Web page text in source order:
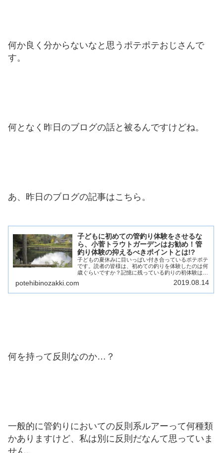
何か良く分からないなと思うポテポテおじさんで
す。
何となく昨日のブログの話と被るんですけどね。
あ、昨日のブログの記事はこちら。
子どもに初めての管釣り体験をさせるな
ら、小菅トラウトガーデンはお勧め！管
釣り体験の抑えるべきポイントとは!?
子どもの夏休みに目いっぱい付き合っているポテポテ
です。読者の皆様は、初めての釣りを体験したのは何
歳ぐらいですか？記憶に残っている釣りの初体験はい
つぐらいでしょう？私は･･･恐らく６～7歳でしょう
か？家族で奥多摩に行ったような記憶があります。...
potehibinozakki.com 2019.08.14
何を持って反則なのか…？
一般的に管釣りにおいての反則系ルアーって何種類
かありますけど、私は別に反則だなんて思っていま